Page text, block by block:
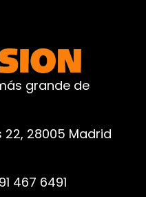
grande de
28005 Madrid
91 467 6491